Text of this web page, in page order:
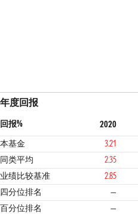
年度回报
回报% 2020
本基金
3.21
同类平均
2.35
业绩比较基准
2.85
四分位排名
—
百分位排名
—